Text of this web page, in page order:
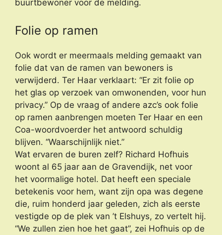
buurtbewoner voor de melding.
Folie op ramen
Ook wordt er meermaals melding gemaakt van
folie dat van de ramen van bewoners is
verwijderd. Ter Haar verklaart: “Er zit folie op
het glas op verzoek van omwonenden, voor hun
privacy.” Op de vraag of andere azc’s ook folie
op ramen aanbrengen moeten Ter Haar en een
Coa-woordvoerder het antwoord schuldig
blijven. “Waarschijnlijk niet.”
Wat ervaren de buren zelf? Richard Hofhuis
woont al 65 jaar aan de Gravendijk, net voor
het voormalige hotel. Dat heeft een speciale
betekenis voor hem, want zijn opa was degene
die, ruim honderd jaar geleden, zich als eerste
vestigde op de plek van ’t Elshuys, zo vertelt hij.
“We zullen zien hoe het gaat”, zei Hofhuis op de